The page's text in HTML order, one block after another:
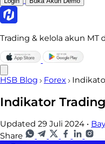
Trading & kelola akun MT
HSB Blog Forex
Indikator
Updated 29 Juli 2024 •
Share